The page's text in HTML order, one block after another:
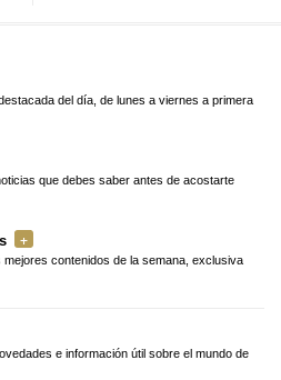
del día, de lunes a viernes a primera
que debes saber antes de acostarte
contenidos de la semana, exclusiva
e información útil sobre el mundo de